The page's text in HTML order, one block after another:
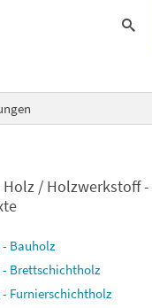
/ Holzwerkstoff -
Bauholz
- Brettschichtholz
Furnierschichtholz